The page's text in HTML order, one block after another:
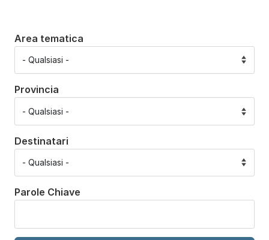
Area tematica
Provincia
Destinatari
Parole Chiave